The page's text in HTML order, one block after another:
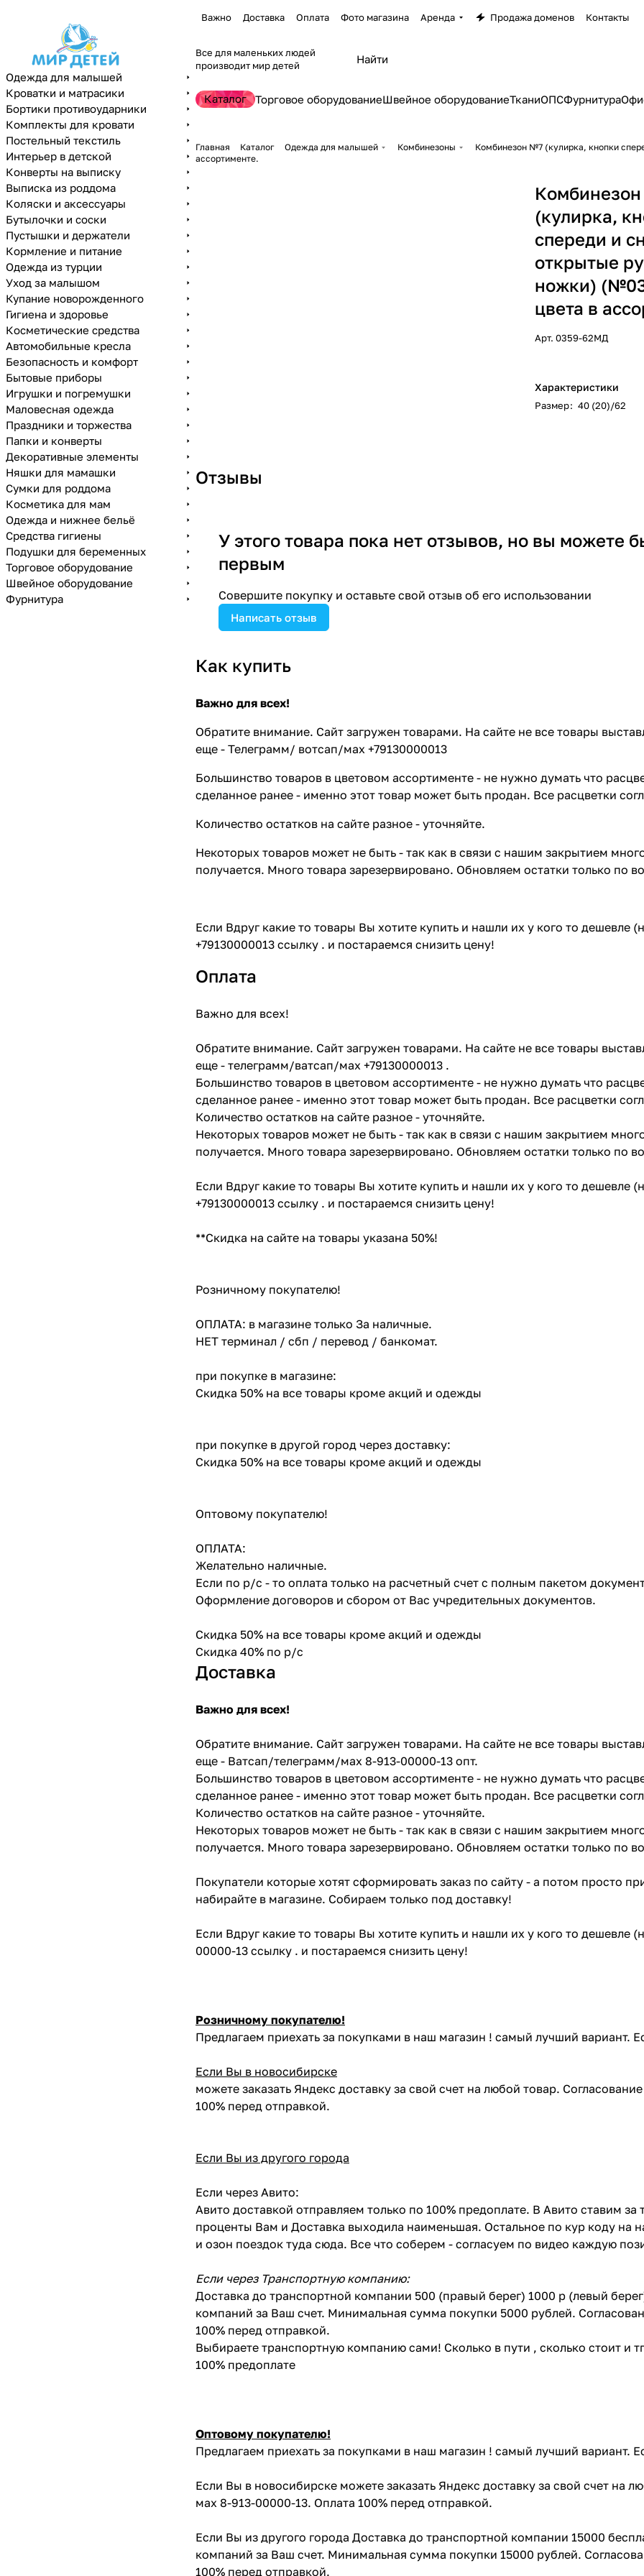
Важно Доставка Оплата Фото магазина Аренда Продажа доменов Контакты
Все для маленьких людей
производит мир детей
Каталог Торговое оборудованиеШвейное оборудованиеТканиОПСФурнитура
Главная Каталог Одежда для малышей Комбинезоны
Комбинезон №7 (кулирка, кнопки
ассортименте.
(кулирка,
спереди и
открытые
ножки)
цвета в
Арт. 0359-62МД
Характеристики
Размер: 40 (20)/62
Отзывы
У этого товара пока нет отзывов, но вы можете
первым
Совершите покупку и оставьте свой отзыв об его использовании
Написать отзыв
Как купить
Важно для всех!
Обратите внимание. Сайт загружен товарами. На сайте не все товары
еще - Телеграмм/ вотсап/мах +79130000013
Большинство товаров в цветовом ассортименте - не нужно думать что
сделанное ранее - именно этот товар может быть продан. Все расцветки
Количество остатков на сайте разное - уточняйте.
Некоторых товаров может не быть - так как в связи с нашим закрытием
получается. Много товара зарезервировано. Обновляем остатки только по
Если Вдруг какие то товары Вы хотите купить и нашли их у кого то
+79130000013 ссылку . и постараемся снизить цену!
Оплата
Важно для всех!
Обратите внимание. Сайт загружен товарами. На сайте не все товары
еще - телеграмм/ватсап/мах +79130000013 .
Большинство товаров в цветовом ассортименте - не нужно думать что
сделанное ранее - именно этот товар может быть продан. Все расцветки
Количество остатков на сайте разное - уточняйте.
Некоторых товаров может не быть - так как в связи с нашим закрытием
получается. Много товара зарезервировано. Обновляем остатки только по
Если Вдруг какие то товары Вы хотите купить и нашли их у кого то
+79130000013 ссылку . и постараемся снизить цену!
**Скидка на сайте на товары указана 50%!
Розничному покупателю!
ОПЛАТА: в магазине только За наличные.
НЕТ терминал / сбп / перевод / банкомат.
при покупке в магазине:
Скидка 50% на все товары кроме акций и одежды
при покупке в другой город через доставку:
Скидка 50% на все товары кроме акций и одежды
Оптовому покупателю!
ОПЛАТА:
Желательно наличные.
Если по р/с - то оплата только на расчетный счет с полным пакетом
Оформление договоров и сбором от Вас учредительных документов.
Скидка 50% на все товары кроме акций и одежды
Скидка 40% по р/с
Доставка
Важно для всех!
Обратите внимание. Сайт загружен товарами. На сайте не все товары
еще - Ватсап/телеграмм/мах 8-913-00000-13 опт.
Большинство товаров в цветовом ассортименте - не нужно думать что
сделанное ранее - именно этот товар может быть продан. Все расцветки
Количество остатков на сайте разное - уточняйте.
Некоторых товаров может не быть - так как в связи с нашим закрытием
получается. Много товара зарезервировано. Обновляем остатки только по
Покупатели которые хотят сформировать заказ по сайту - а потом просто
набирайте в магазине. Собираем только под доставку!
Если Вдруг какие то товары Вы хотите купить и нашли их у кого то
00000-13 ссылку . и постараемся снизить цену!
Розничному покупателю!
Предлагаем приехать за покупками в наш магазин ! самый лучший вариант.
Если Вы в новосибирске
можете заказать Яндекс доставку за свой счет на любой товар.
100% перед отправкой.
Если Вы из другого города
Если через Авито:
Авито доставкой отправляем только по 100% предоплате. В Авито ставим
проценты Вам и Доставка выходила наименьшая. Остальное по кур коду
и озон поездок туда сюда. Все что соберем - согласуем по видео каждую
Если через Транспортную компанию:
Доставка до транспортной компании 500 (правый берег) 1000 р (левый
компаний за Ваш счет. Минимальная сумма покупки 5000 рублей.
100% перед отправкой.
Выбираете транспортную компанию сами! Сколько в пути , сколько стоит и
100% предоплате
Оптовому покупателю!
Предлагаем приехать за покупками в наш магазин ! самый лучший вариант.
Если Вы в новосибирске можете заказать Яндекс доставку за свой счет на
мах 8-913-00000-13. Оплата 100% перед отправкой.
Если Вы из другого города Доставка до транспортной компании 15000
компаний за Ваш счет. Минимальная сумма покупки 15000 рублей.
100% перед отправкой.
Одежда для малышей
Кроватки и матрасики
Бортики противоударники
Комплекты для кровати
Постельный текстиль
Интерьер в детской
Конверты на выписку
Выписка из роддома
Коляски и аксессуары
Бутылочки и соски
Пустышки и держатели
Кормление и питание
Одежда из турции
Уход за малышом
Купание новорожденного
Гигиена и здоровье
Косметические средства
Автомобильные кресла
Безопасность и комфорт
Бытовые приборы
Игрушки и погремушки
Маловесная одежда
Праздники и торжества
Папки и конверты
Декоративные элементы
Няшки для мамашки
Сумки для роддома
Косметика для мам
Одежда и нижнее бельё
Средства гигиены
Подушки для беременных
Торговое оборудование
Швейное оборудование
Фурнитура